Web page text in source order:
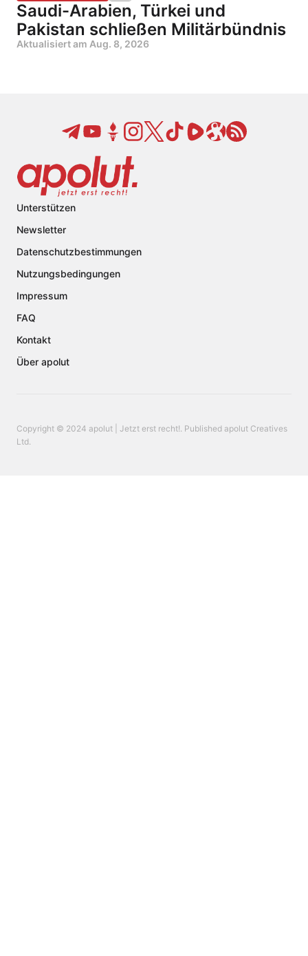
Saudi-Arabien, Türkei und
Pakistan schließen Militärbündnis
Aktualisiert am Aug. 8, 2026
Unterstützen
Newsletter
Datenschutzbestimmungen
Nutzungsbedingungen
Impressum
FAQ
Kontakt
Über apolut
Copyright © 2024 apolut | Jetzt erst recht!. Published apolut Creatives
Ltd.